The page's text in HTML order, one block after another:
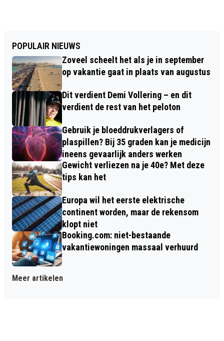
POPULAIR NIEUWS
Zoveel scheelt het als je in september
op vakantie gaat in plaats van augustus
Dit verdient Demi Vollering – en dit
verdient de rest van het peloton
Gebruik je bloeddrukverlagers of
plaspillen? Bij 35 graden kan je medicijn
ineens gevaarlijk anders werken
Gewicht verliezen na je 40e? Met deze
tips kan het
Europa wil het eerste elektrische
continent worden, maar de rekensom
klopt niet
Booking.com: niet-bestaande
vakantiewoningen massaal verhuurd
Meer artikelen